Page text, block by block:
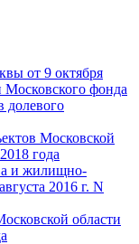
от 9 октября
фонда
долевого
Московской
года
и жилищно-
2016 г. N
области